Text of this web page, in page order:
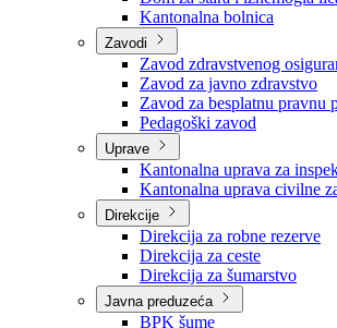
Ustanove
Centar za socijalni rad
Dom za stara i iznemogla lica
Kantonalna bolnica
Zavodi
Zavod zdravstvenog
Zavod za javno zdravstvo
Zavod za besplatnu pravnu
Pedagoški zavod
Uprave
Kantonalna uprava za
Kantonalna uprava civilne
Direkcije
Direkcija za robne rezerve
Direkcija za ceste